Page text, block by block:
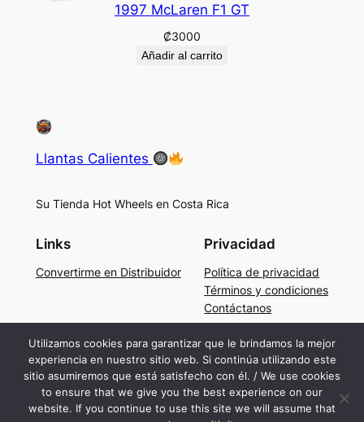
1997 McLaren F1 GT
₡3000
Añadir al carrito
Llantas Calientes
Su Tienda Hot Wheels en Costa Rica
Links
Convertirme en Distribuidor
Privacidad
Política de privacidad
Términos y condiciones
Contáctanos
Social
Facebook
Instagram
TikTok
Utilizamos cookies para garantizar que le brindamos la mejor
experiencia en nuestro sitio web. Si continúa utilizando este
sitio asumiremos que está satisfecho con él. / We use cookies
to ensure that we give you the best experience on our
website. If you continue to use this site we will assume that